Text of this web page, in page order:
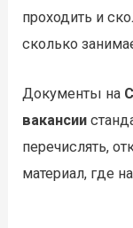
проходить и
сколько
Документы на
вакансии
перечислять,
материал, где